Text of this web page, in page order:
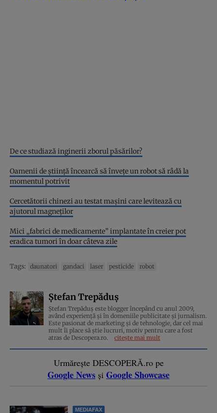
De ce studiază inginerii zborul păsărilor?
Oamenii de știință încearcă să învețe un robot să râdă la
momentul potrivit
Cercetătorii chinezi au testat mașini care levitează cu
ajutorul magneților
Mici „fabrici de medicamente” implantate în creier pot
eradica tumori în doar câteva zile
Tags: daunatori gandaci laser pesticide robot
Ștefan Trepăduș
Ștefan Trepăduș este blogger începând cu anul 2009,
având experiență și în domeniile publicitate și jurnalism.
Este pasionat de marketing și de tehnologie, dar cel mai
mult îi place să știe lucruri, motiv pentru care a fost
atras de Descopera.ro.
citește mai mult
Urmărește DESCOPERĂ.ro pe
Google News și Google Showcase
MEDIAFAX